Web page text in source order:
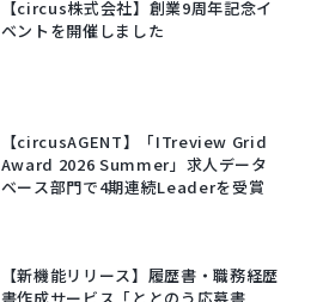
【circus株式会社】創業9周年記念イ
ベントを開催しました
【circusAGENT】「ITreview Grid
Award 2026 Summer」求人データ
ベース部門で4期連続Leaderを受賞
【新機能リリース】履歴書・職務経歴
書作成サービス「ととのう応募書